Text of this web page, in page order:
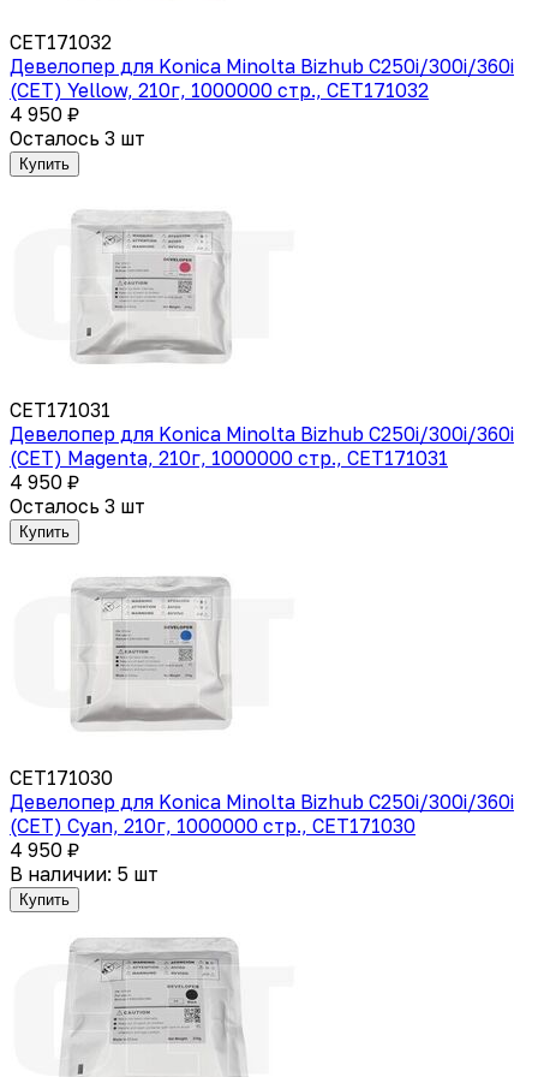
CET171032
Девелопер для Konica Minolta Bizhub C250i/300i/360i
(CET) Yellow, 210г, 1000000 стр., CET171032
4 950 ₽
Осталось 3 шт
Купить
CET171031
Девелопер для Konica Minolta Bizhub C250i/300i/360i
(CET) Magenta, 210г, 1000000 стр., CET171031
4 950 ₽
Осталось 3 шт
Купить
CET171030
Девелопер для Konica Minolta Bizhub C250i/300i/360i
(CET) Cyan, 210г, 1000000 стр., CET171030
4 950 ₽
В наличии: 5 шт
Купить